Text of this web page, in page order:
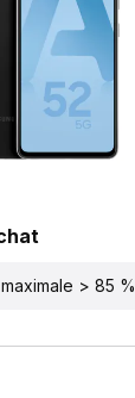
> 85 %